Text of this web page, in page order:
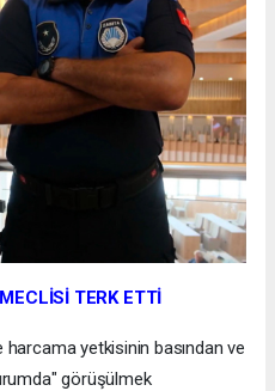
TERK ETTİ
yetkisinin basından ve
görüşülmek